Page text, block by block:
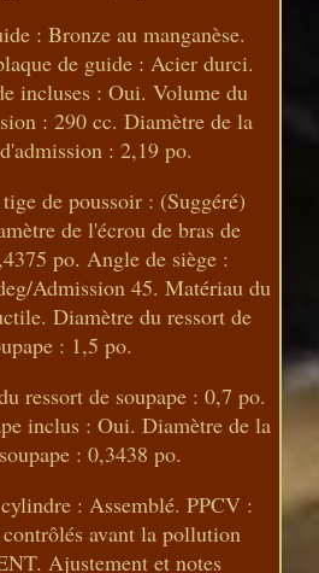
: Bronze au manganèse.
de guide : Acier durci.
incluses : Oui. Volume du
: 290 cc. Diamètre de la
: 2,19 po.
de poussoir : (Suggéré)
de l'écrou de bras de
po. Angle de siège :
Admission 45. Matériau du
Diamètre du ressort de
: 1,5 po.
ressort de soupape : 0,7 po.
inclus : Oui. Diamètre de la
: 0,3438 po.
: Assemblé. PPCV :
avant la pollution
Ajustement et notes